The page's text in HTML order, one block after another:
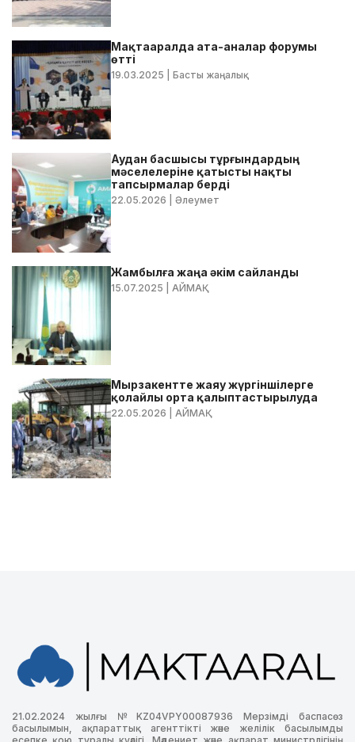
Мақтааралда ата-аналар форумы
өтті
19.03.2025 | Басты жаңалық
Аудан басшысы тұрғындардың
мәселелеріне қатысты нақты
тапсырмалар берді
22.05.2026 | Әлеумет
Жамбылға жаңа әкім сайланды
15.07.2025 | АЙМАҚ
Мырзакентте жаяу жүргіншілерге
қолайлы орта қалыптастырылуда
22.05.2026 | АЙМАҚ
21.02.2024 жылғы №KZ04VPY00087936 Мерзімді баспасөз
басылымын, ақпараттық агенттікті және желілік басылымды